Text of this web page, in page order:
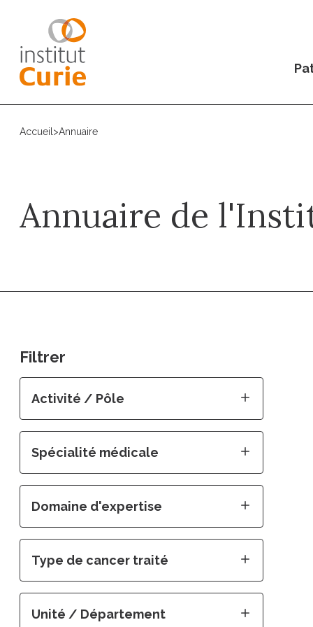
Accueil >Annuaire
Annuaire de
Filtrer
Activité / Pôle
Spécialité médicale
Domaine d'expertise
Type de cancer traité
Unité / Département